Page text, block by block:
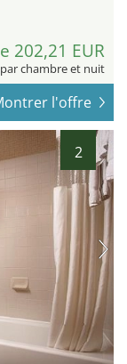
202,21 EUR
par chambre et nuit
l'offre
2